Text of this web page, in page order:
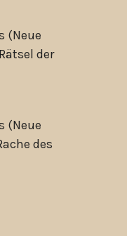
(Neue
der
(Neue
des